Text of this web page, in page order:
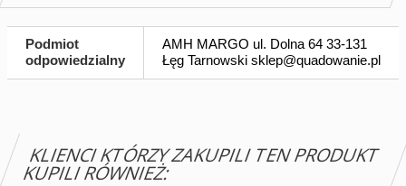
Podmiot
odpowiedzialny
AMH MARGO ul. Dolna 64 33-131
Łęg Tarnowski sklep@quadowanie.pl
KLIENCI KTÓRZY ZAKUPILI TEN PRODUKT
KUPILI RÓWNIEŻ: